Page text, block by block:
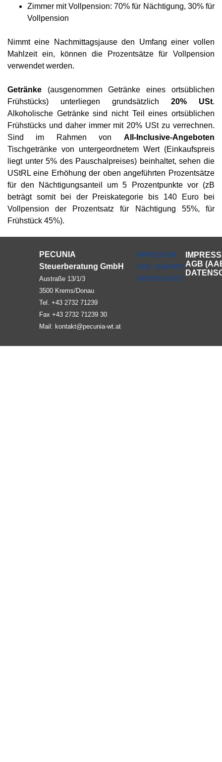
Zimmer mit Vollpension: 70% für Nächtigung, 30% für
Vollpension
Nimmt eine Nachmittagsjause den Umfang einer vollen
Mahlzeit ein, können die Prozentsätze für Vollpension
verwendet werden.
Getränke (ausgenommen Getränke eines ortsüblichen
Frühstücks) unterliegen grundsätzlich 20% USt.
Alkoholische Getränke sind nicht Teil eines ortsüblichen
Frühstücks und daher immer mit 20% USt zu verrechnen.
Sind im Rahmen von All-Inclusive-Angeboten
Tischgetränke von untergeordnetem Wert (Einkaufspreis
liegt unter 5% des Pauschalpreises) beinhaltet, sehen die
UStRL eine Erhöhung der oben angeführten Prozentsätze
für den Nächtigungsanteil um 5 Prozentpunkte vor (zB
beträgt somit bei der Preiskategorie bis 140 Euro bei
Vollpension der Prozentsatz für Nächtigung 55%, für
Frühstück 45%).
IMPRESSUM
AGB (AAB-WT)
DATENSCHUTZ
PECUNIA
Steuerberatung GmbH
Austraße 13/1/3
3500 Krems/Donau
Tel. +43 2732 71239
Fax +43 2732 71239 30
Mail: kontakt@pecunia-wt.at
AGB